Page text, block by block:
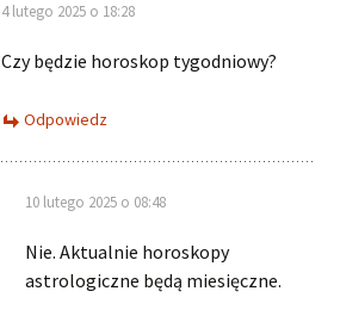
4 lutego 2025 o 18:28
Czy będzie horoskop tygodniowy?
Odpowiedz
10 lutego 2025 o 08:48
Nie. Aktualnie horoskopy
astrologiczne będą miesięczne.